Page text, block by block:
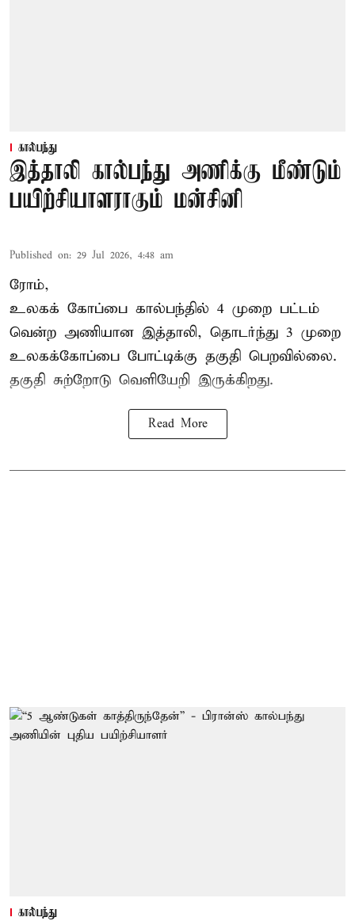
கால்பந்து
இத்தாலி கால்பந்து அணிக்கு மீண்டும்
பயிற்சியாளராகும் மன்சினி
Published on: 29 Jul 2026, 4:48 am
ரோம்,
உலகக் கோப்பை கால்பந்தில் 4 முறை பட்டம்
வென்ற அணியான இத்தாலி, தொடர்ந்து 3 முறை
உலகக்கோப்பை போட்டிக்கு தகுதி பெறவில்லை.
தகுதி சுற்றோடு வெளியேறி இருக்கிறது.
Read More
கால்பந்து